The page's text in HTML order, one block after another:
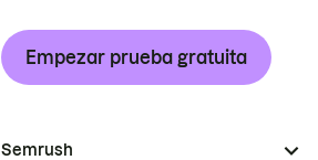
Empezar prueba gratuita
Semrush